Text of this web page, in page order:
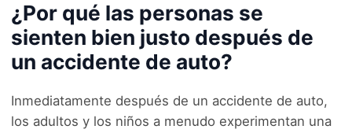
¿Por qué las personas se
sienten bien justo después de
un accidente de auto?
Inmediatamente después de un accidente de auto,
los adultos y los niños a menudo experimentan una